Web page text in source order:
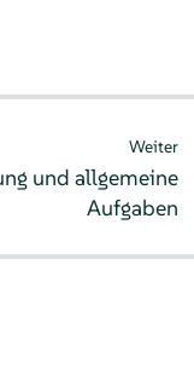
Weiter
und allgemeine
Aufgaben